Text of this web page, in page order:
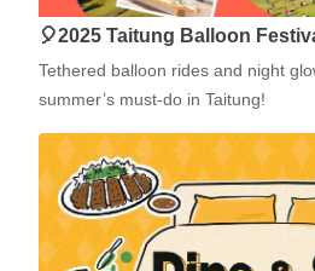
🎈2025 Taitung Balloon
Tethered balloon rides and night
summer’s must-do in Taitung!